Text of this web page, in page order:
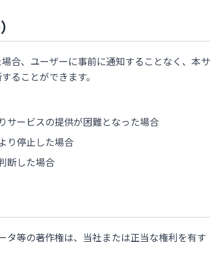
合、ユーザーに事前に通知することなく、本サ
ることができます。
サービスの提供が困難となった場合
り停止した場合
断した場合
等の著作権は、当社または正当な権利を有す